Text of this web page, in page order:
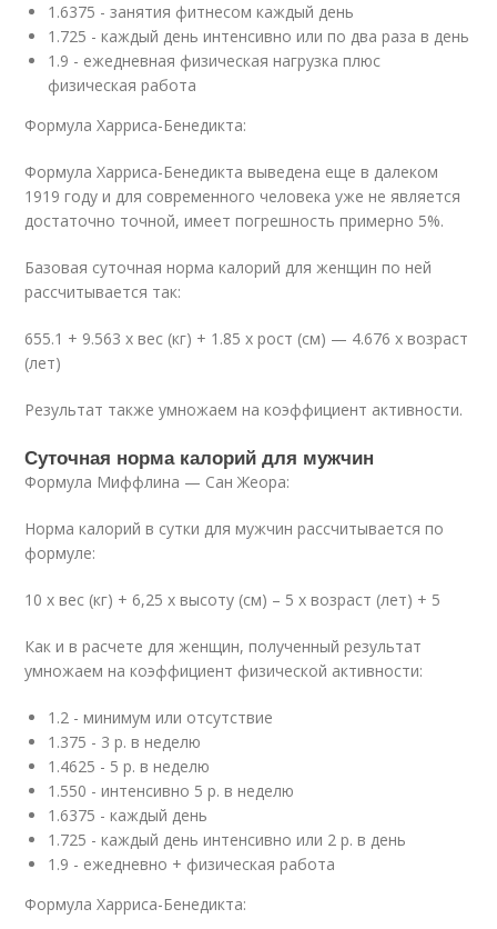
1.6375 - занятия фитнесом каждый день
1.725 - каждый день интенсивно или по два раза в день
1.9 - ежедневная физическая нагрузка плюс
физическая работа
Формула Харриса-Бенедикта:
Формула Харриса-Бенедикта выведена еще в далеком
1919 году и для современного человека уже не является
достаточно точной, имеет погрешность примерно 5%.
Базовая суточная норма калорий для женщин по ней
рассчитывается так:
655.1 + 9.563 х вес (кг) + 1.85 х рост (см) — 4.676 х возраст
(лет)
Результат также умножаем на коэффициент активности.
Суточная норма калорий для мужчин
Формула Миффлина — Сан Жеора:
Норма калорий в сутки для мужчин рассчитывается по
формуле:
10 х вес (кг) + 6,25 х высоту (см) – 5 х возраст (лет) + 5
Как и в расчете для женщин, полученный результат
умножаем на коэффициент физической активности:
1.2 - минимум или отсутствие
1.375 - 3 р. в неделю
1.4625 - 5 р. в неделю
1.550 - интенсивно 5 р. в неделю
1.6375 - каждый день
1.725 - каждый день интенсивно или 2 р. в день
1.9 - ежедневно + физическая работа
Формула Харриса-Бенедикта: